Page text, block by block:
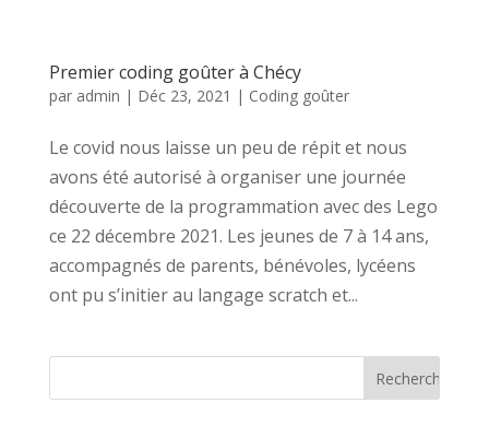
Premier coding goûter à Chécy
par admin | Déc 23, 2021 | Coding goûter
Le covid nous laisse un peu de répit et nous
avons été autorisé à organiser une journée
découverte de la programmation avec des Lego
ce 22 décembre 2021. Les jeunes de 7 à 14 ans,
accompagnés de parents, bénévoles, lycéens
ont pu s’initier au langage scratch et...